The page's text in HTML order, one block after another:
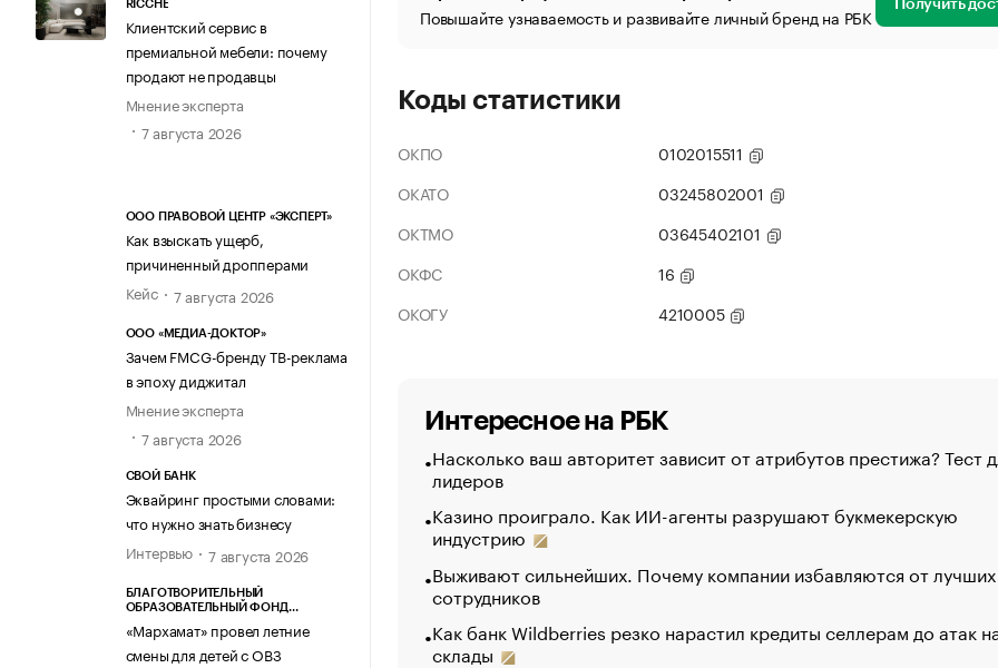
RICCHE
Клиентский сервис в
премиальной мебели: почему
продают не продавцы
Мнение эксперта
7 августа 2026
ООО ПРАВОВОЙ ЦЕНТР «ЭКСПЕРТ»
Как взыскать ущерб,
причиненный дропперами
Кейс
7 августа 2026
ООО «МЕДИА-ДОКТОР»
Зачем FMCG-бренду ТВ-реклама
в эпоху диджитал
Мнение эксперта
7 августа 2026
СВОЙ БАНК
Эквайринг простыми словами:
что нужно знать бизнесу
Интервью
7 августа 2026
БЛАГОТВОРИТЕЛЬНЫЙ
ОБРАЗОВАТЕЛЬНЫЙ ФОНД
«Мархамат» провел летние
смены для детей с ОВЗ
Повышайте узнаваемость и развивайте личный бренд на РБК Получить
Коды статистики
ОКПО
0102015511
ОКАТО
03245802001
ОКТМО
03645402101
ОКФС
16
ОКОГУ
4210005
Интересное на РБК
Насколько ваш авторитет зависит от атрибутов престижа? Тест
лидеров
Казино проиграло. Как ИИ-агенты разрушают букмекерскую
индустрию
Выживают сильнейших. Почему компании избавляются от лучших
сотрудников
Как банк Wildberries резко нарастил кредиты селлерам до атак
склады